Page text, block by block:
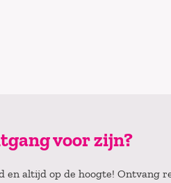
voor zijn?
en altijd op de hoogte! Ontvang